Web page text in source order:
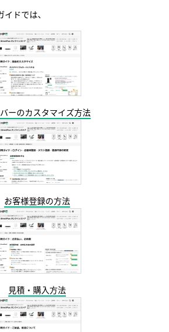
ドでは、
ーのカスタマイズ方法
お客様登録の方法
見積・購入方法